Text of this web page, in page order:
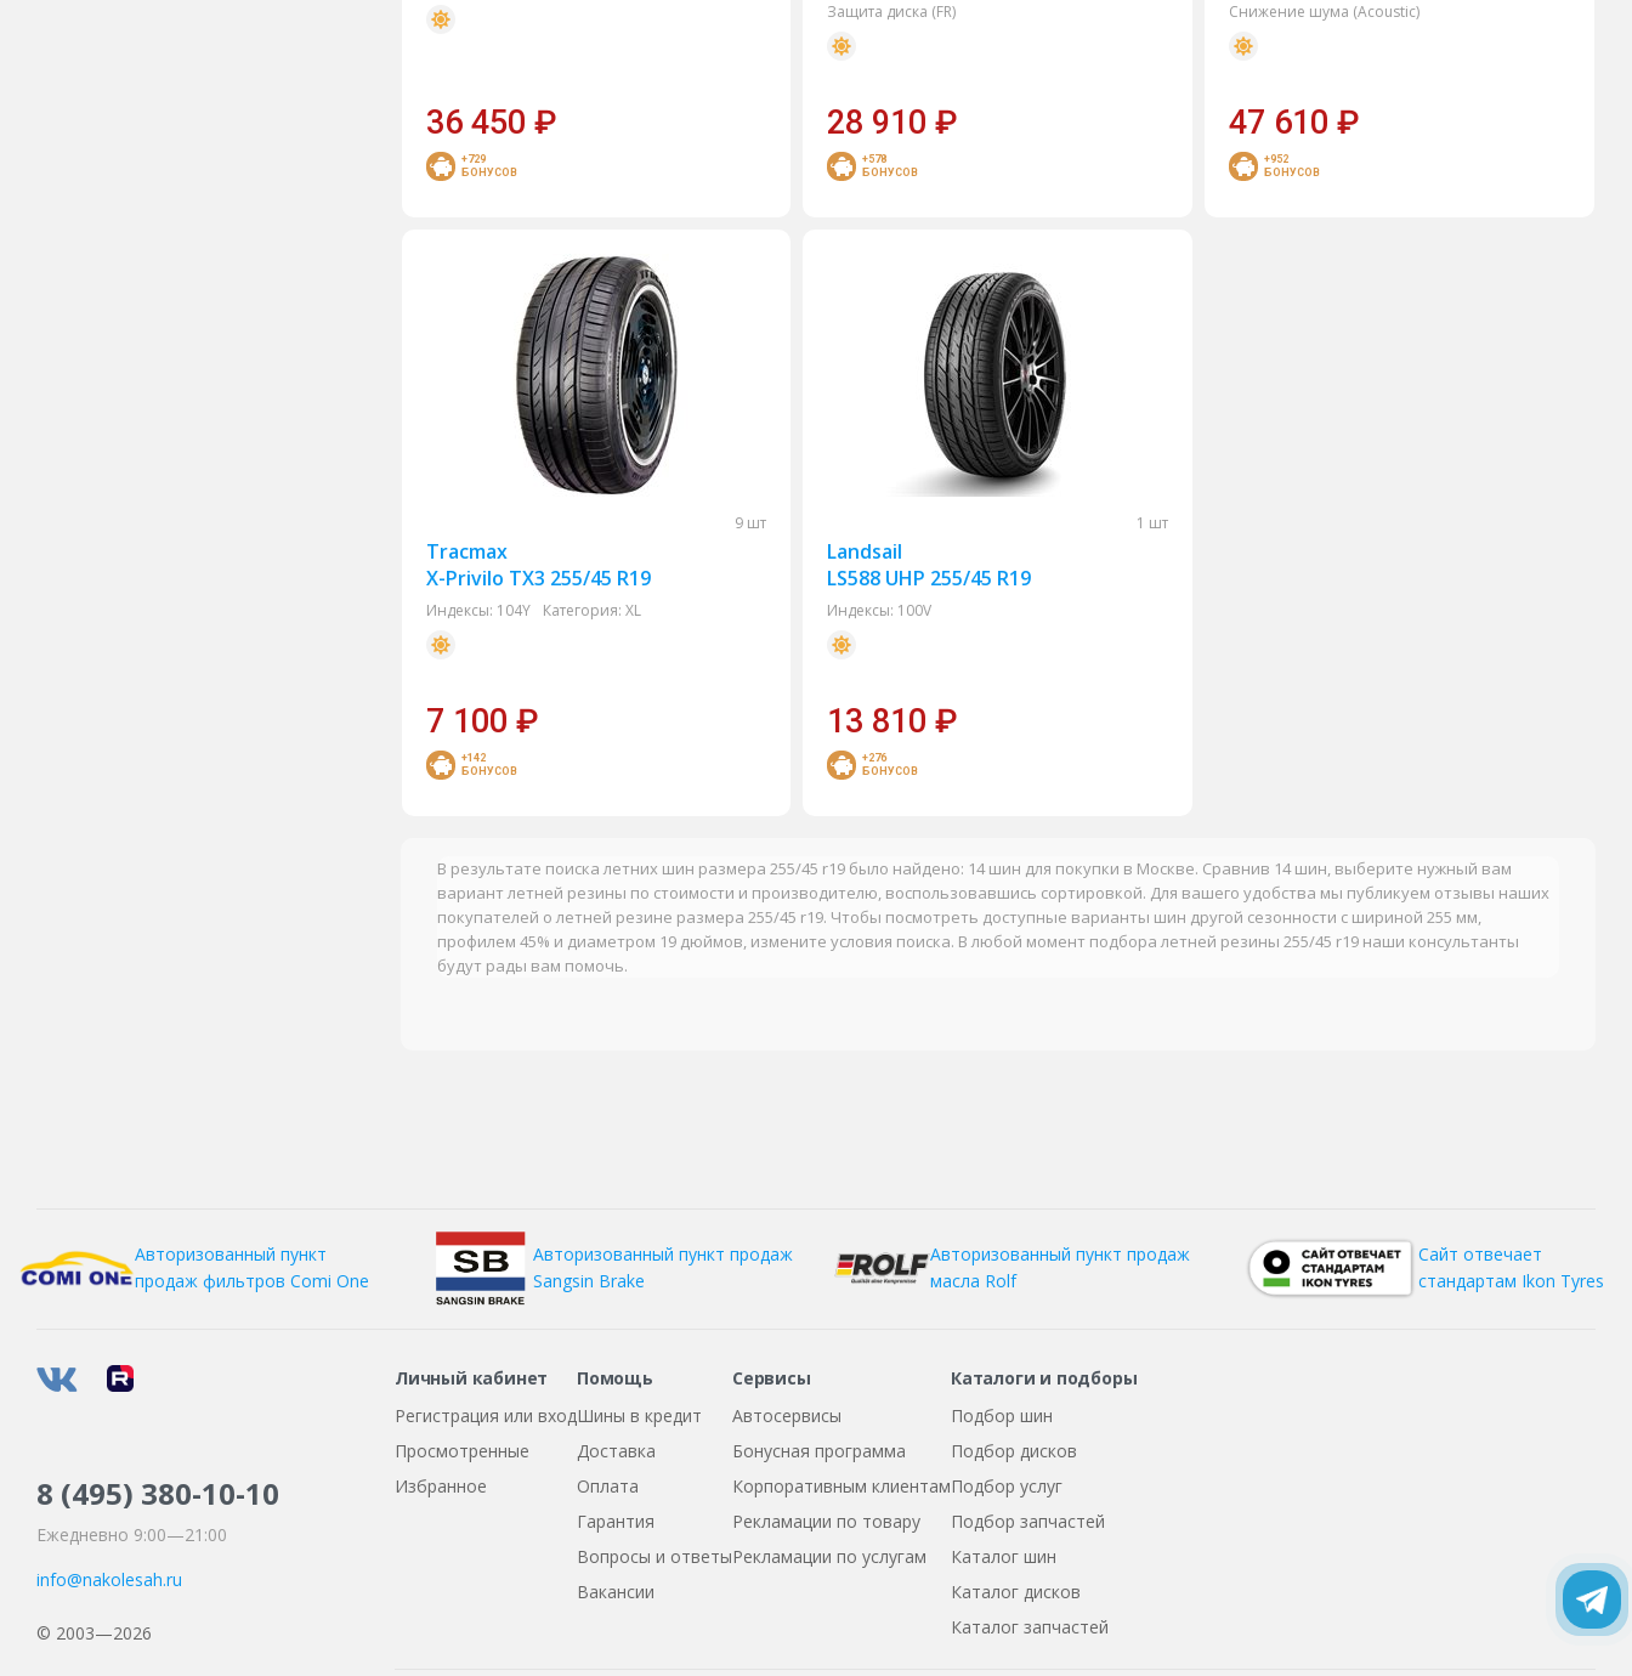
Viatti
Westlake
36 450 ₽
+729
БОНУСОВ
Защита диска (FR)
28 910₽
+578
БОНУСОВ
Снижение шума (Acoustic)
47 610₽
+952
БОНУСОВ
9 шт
Tracmax
X-Privilo TX3 255/45 R19
Индексы: 104Y Категория: XL
7 100 ₽
+142
БОНУСОВ
1 шт
Landsail
LS588 UHP 255/45 R19
Индексы: 100V
13 810₽
+276
БОНУСОВ
В результате поиска летних шин размера 255/45 r19 было найдено: 14 шин для покупки в Москве. Сравнив 14 шин, выберите нужный вам
вариант летней резины по стоимости и производителю, воспользовавшись сортировкой. Для вашего удобства мы публикуем отзывы наших
покупателей о летней резине размера 255/45 r19. Чтобы посмотреть доступные варианты шин другой сезонности с шириной 255 мм,
профилем 45% и диаметром 19 дюймов, измените условия поиска. В любой момент подбора летней резины 255/45 r19 наши консультанты
будут рады вам помочь.
Авторизованный пункт
продаж фильтров Comi One
Авторизованный пункт продаж
Sangsin Brake
Авторизованный пункт продаж
масла Rolf
Сайт отвечает
стандартам Ikon Tyres
8 (495) 380-10-10
Ежедневно 9:00—21:00
info@nakolesah.ru
© 2003—2026
Личный кабинет
Регистрация или вход
Просмотренные
Избранное
Помощь
Шины в кредит
Доставка
Оплата
Гарантия
Вопросы и ответы
Вакансии
Сервисы
Автосервисы
Бонусная программа
Корпоративным клиентам
Рекламации по товару
Рекламации по услугам
Каталоги и подборы
Подбор шин
Подбор дисков
Подбор услуг
Подбор запчастей
Каталог шин
Каталог дисков
Каталог запчастей